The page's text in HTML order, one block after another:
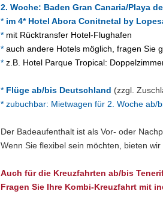
2. Woche: Baden Gran Canaria/Playa
* im 4* Hotel Abora Conitnetal by
* mit Rücktransfer Hotel-Flughafen
* auch andere Hotels möglich, fragen Sie
* z.B. Hotel Parque Tropical:
* Flüge ab/bis Deutschland (zzgl.
* zubuchbar: Mietwagen für 2. Woche ab/
Der Badeaufenthalt ist als Vor- oder
Wenn Sie flexibel sein möchten, bieten
Auch für die Kreuzfahrten ab/bis
Fragen Sie Ihre Kombi-Kreuzfahrt mit